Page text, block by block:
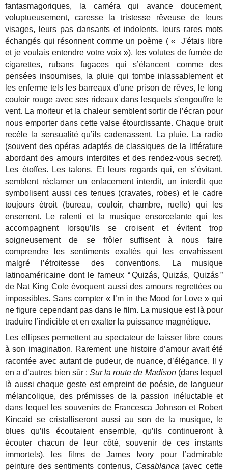
fantasmagoriques, la caméra qui avance doucement,
voluptueusement, caresse la tristesse rêveuse de leurs
visages, leurs pas dansants et indolents, leurs rares mots
échangés qui résonnent comme un poème ( « J'étais libre
et je voulais entendre votre voix »), les volutes de fumée de
cigarettes, rubans fugaces qui s’élancent comme des
pensées insoumises, la pluie qui tombe inlassablement et
les enferme tels les barreaux d’une prison de rêves, le long
couloir rouge avec ses rideaux dans lesquels s'engouffre le
vent. La moiteur et la chaleur semblent sortir de l’écran pour
nous emporter dans cette valse étourdissante. Chaque bruit
recèle la sensualité qu’ils cadenassent. La pluie. La radio
(souvent des opéras adaptés de classiques de la littérature
abordant des amours interdites et des rendez-vous secret).
Les étoffes. Les talons. Et leurs regards qui, en s’évitant,
semblent réclamer un enlacement interdit, un interdit que
symbolisent aussi ces tenues (cravates, robes) et le cadre
toujours étroit (bureau, couloir, chambre, ruelle) qui les
enserrent. Le ralenti et la musique ensorcelante qui les
accompagnent lorsqu’ils se croisent et évitent trop
soigneusement de se frôler suffisent à nous faire
comprendre les sentiments exaltés qui les envahissent
malgré l’étroitesse des conventions. La musique
latinoaméricaine dont le fameux “ Quizás, Quizás, Quizás ”
de Nat King Cole évoquent aussi des amours regrettées ou
impossibles. Sans compter « I’m in the Mood for Love » qui
ne figure cependant pas dans le film. La musique est là pour
traduire l’indicible et en exalter la puissance magnétique.
Les ellipses permettent au spectateur de laisser libre cours
à son imagination. Rarement une histoire d’amour avait été
racontée avec autant de pudeur, de nuance, d’élégance. Il y
en a d’autres bien sûr : Sur la route de Madison(dans lequel
là aussi chaque geste est empreint de poésie, de langueur
mélancolique, des prémisses de la passion inéluctable et
dans lequel les souvenirs de Francesca Johnson et Robert
Kincaid se cristalliseront aussi au son de la musique, le
blues qu’ils écoutaient ensemble, qu’ils continueront à
écouter chacun de leur côté, souvenir de ces instants
immortels), les films de James Ivory pour l’admirable
peinture des sentiments contenus, Casablanca (avec cette